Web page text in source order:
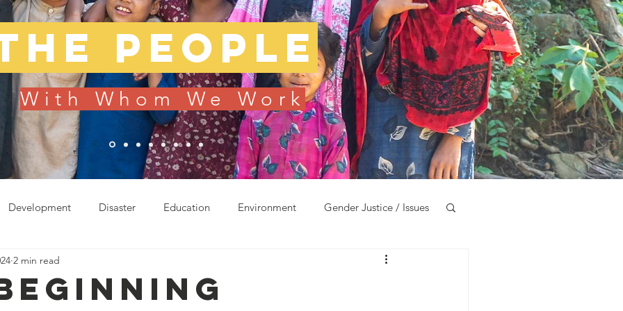
people
With Whom We Work
Development Disaster Education Environment Gender Justice / Issues
Sustainable Living
2 min read